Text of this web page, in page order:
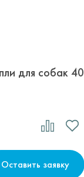
для собак 40
Оставить заявку